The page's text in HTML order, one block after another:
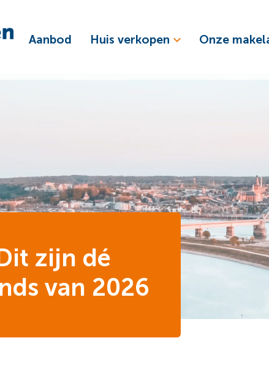
Aanbod Huis verkopen Onze
zijn dé
van 2026